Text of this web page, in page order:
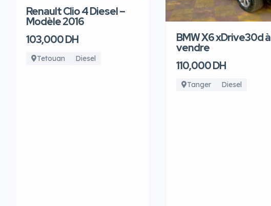
Renault Clio 4 Diesel –
Modèle 2016
103,000 DH
Tetouan Diesel
BMW X6 xDrive30d à
vendre
110,000 DH
Tanger Diesel